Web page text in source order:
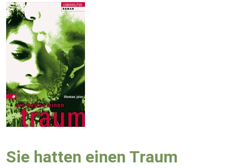
Sie hatten einen Traum